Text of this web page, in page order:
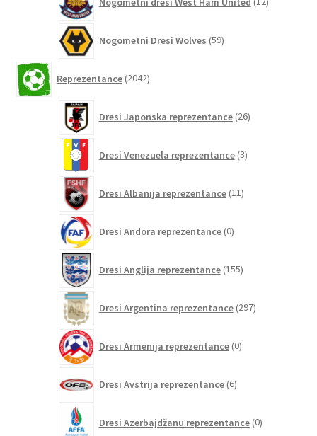
izdelkov
Nogometni Dresi Wolves 59izdelkov
Reprezentance 2042izdelkov
Dresi Japonska reprezentance 26izdelkov
Dresi Venezuela reprezentance 3izdelki
Dresi Albanija reprezentance 11izdelkov
Dresi Andora reprezentance 0izdelkov
Dresi Anglija reprezentance 155izdelkov
Dresi Argentina reprezentance 297izdelkov
Dresi Armenija reprezentance 0izdelkov
Dresi Avstrija reprezentance 6izdelkov
Dresi Azerbajdžanu reprezentance 0izdelkov